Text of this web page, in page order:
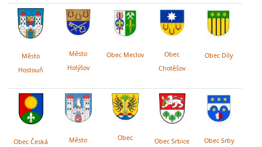
Město
Hostouň
Město
Holýšov
Obec Meclov
Obec
Chotěšov
Obec Díly
Obec Česká
Město
Obec
Obec Srbice Obec Srby